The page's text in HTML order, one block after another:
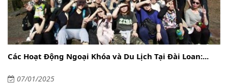
Các Hoạt Động Ngoại Khóa và Du Lịch Tại Đài Loan:...
07/01/2025